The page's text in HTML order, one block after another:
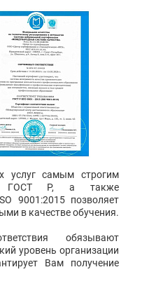
услуг самым строгим
ГОСТ Р, а также
9001:2015 позволяет
в качестве обучения.
обязывают
уровень организации
Вам получение